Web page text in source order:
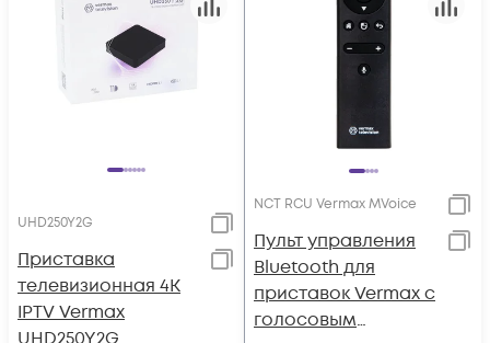
UHD250Y2G
Приставка
телевизионная 4K
IPTV Vermax
NCT RCU Vermax MVoice
Пульт управления
Bluetooth для
приставок Vermax c
голосовым